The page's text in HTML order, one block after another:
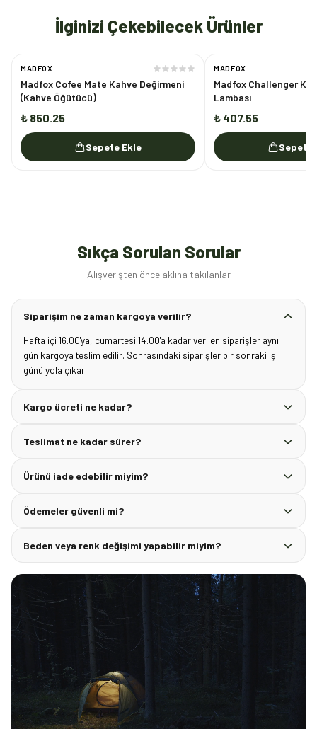
İlginizi Çekebilecek Ürünler
MADFOX
Madfox Cofee Mate Kahve Değirmeni
(Kahve Öğütücü)
₺ 850.25
Sepete Ekle
MADFOX
Madfox Challenger
Lambası
₺ 407.55
Sepete
Sıkça Sorulan Sorular
Alışverişten önce aklına takılanlar
Siparişim ne zaman kargoya verilir?
Hafta içi 16.00'ya, cumartesi 14.00'a kadar verilen siparişler aynı
gün kargoya teslim edilir. Sonrasındaki siparişler bir sonraki iş
günü yola çıkar.
Kargo ücreti ne kadar?
Teslimat ne kadar sürer?
Ürünü iade edebilir miyim?
Ödemeler güvenli mi?
Beden veya renk değişimi yapabilir miyim?